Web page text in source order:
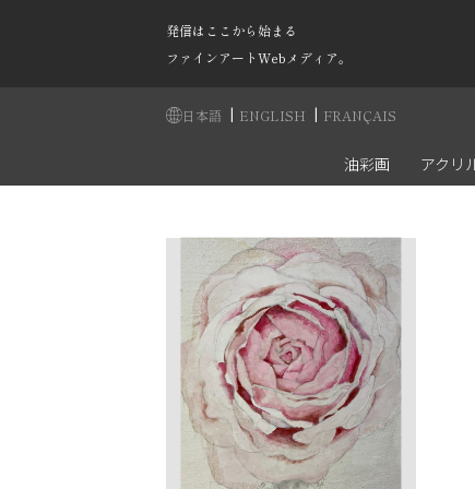
発信はここから始まる
ファインアートWebメディア。
日本語 | ENGLISH | FRANÇAIS
油彩画 アクリ